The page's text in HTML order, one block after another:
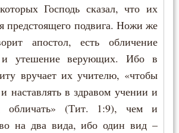
Господь сказал, что их
предстоящего подвига. Ножи же
апостол, есть обличение
и утешение верующих. Ибо в
вручает их учителю, «чтобы
наставлять в здравом учении и
обличать» (Тит. 1:9), чем и
на два вида, ибо один вид –